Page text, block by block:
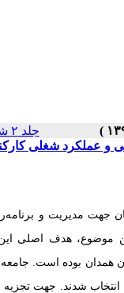
جلد ۲ شماره ۸ صفحات ۱۰۸-۹۷
و عملکرد شغلی
جهت مدیریت و
موضوع،هدف اصلی
همدان بوده است. جامعه
شدند.
جهت تجزیه